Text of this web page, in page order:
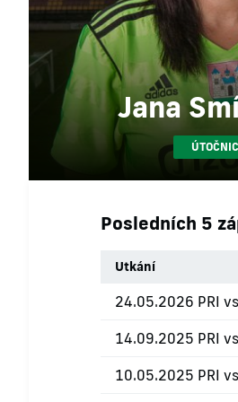
Jana
Posledních 5
Utkání
24.05.2026 PRI
14.09.2025 PRI
10.05.2025 PRI